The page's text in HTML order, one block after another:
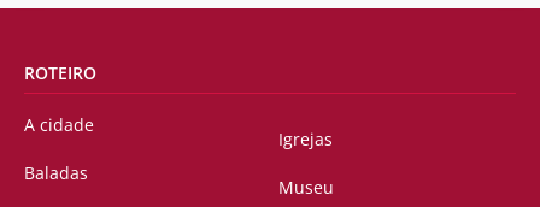
ROTEIRO
A cidade
Baladas
Igrejas
Museu